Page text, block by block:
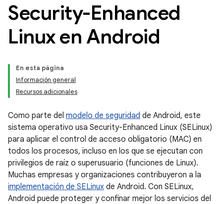
Security-Enhanced
Linux en Android
En esta página
Información general
Recursos adicionales
Como parte del modelo de seguridad de Android, este
sistema operativo usa Security-Enhanced Linux (SELinux)
para aplicar el control de acceso obligatorio (MAC) en
todos los procesos, incluso en los que se ejecutan con
privilegios de raíz o superusuario (funciones de Linux).
Muchas empresas y organizaciones contribuyeron a la
implementación de SELinux de Android. Con SELinux,
Android puede proteger y confinar mejor los servicios del